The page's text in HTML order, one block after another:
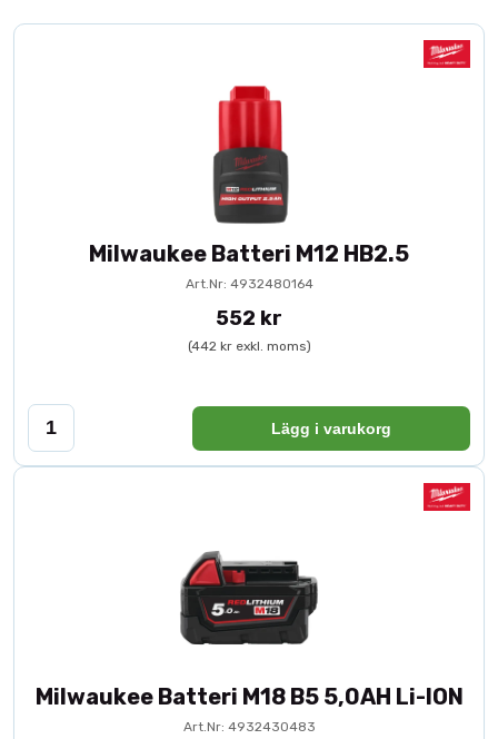
Milwaukee Batteri M12 HB2.5
Art.Nr: 4932480164
552 kr
(442 kr exkl. moms)
Lägg i varukorg
Milwaukee Batteri M18 B5 5,0AH Li-ION
Art.Nr: 4932430483